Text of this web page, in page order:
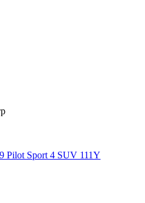
Pilot Sport 4 SUV 111Y